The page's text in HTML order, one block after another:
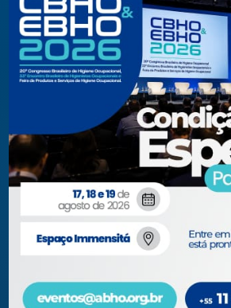
Eventos
Loja
Fone/Fax:
+ 55 11 3081.5909 / 3081.1709
secretaria@abho.org.br
Rua Cardoso de Almeida, 167 CJ 121
WhatsApp: (11) 93938-9842